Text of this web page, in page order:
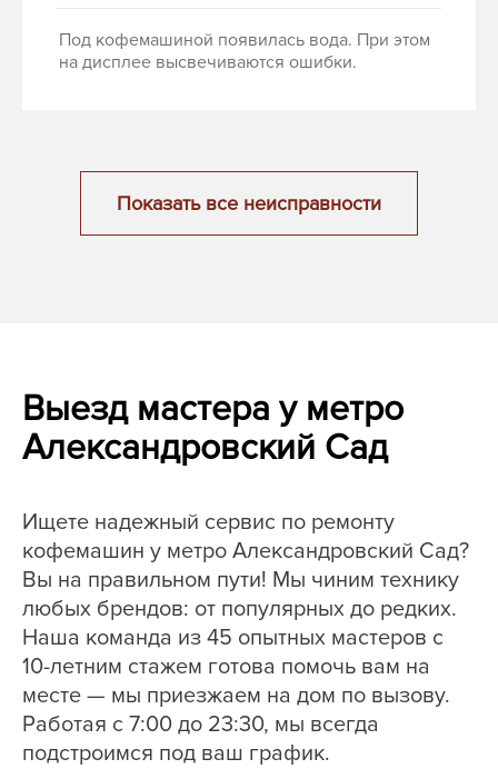
Под кофемашиной появилась вода. При этом
на дисплее высвечиваются ошибки.
Показать все неисправности
Выезд мастера у метро
Александровский Сад
Ищете надежный сервис по ремонту
кофемашин у метро Александровский Сад?
Вы на правильном пути! Мы чиним технику
любых брендов: от популярных до редких.
Наша команда из 45 опытных мастеров с
10-летним стажем готова помочь вам на
месте — мы приезжаем на дом по вызову.
Работая с 7:00 до 23:30, мы всегда
подстроимся под ваш график.